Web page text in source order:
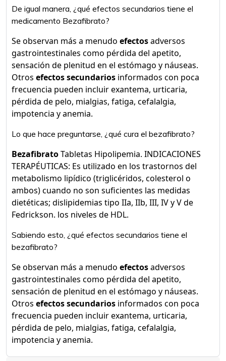
De igual manera, ¿qué efectos secundarios tiene el
medicamento Bezafibrato?
Se observan más a menudo efectosadversos
gastrointestinales como pérdida del apetito,
sensación de plenitud en el estómago y náuseas.
Otros efectos secundarios informados con poca
frecuencia pueden incluir exantema, urticaria,
pérdida de pelo, mialgias, fatiga, cefalalgia,
impotencia y anemia.
Lo que hace preguntarse, ¿qué cura el bezafibrato?
BezafibratoTabletas Hipolipemia. INDICACIONES
TERAPÉUTICAS: Es utilizado en los trastornos del
metabolismo lipídico (triglicéridos, colesterol o
ambos) cuando no son suficientes las medidas
dietéticas; dislipidemias tipo IIa, IIb, III, IV y V de
Fedrickson. los niveles de HDL.
Sabiendo esto, ¿qué efectos secundarios tiene el
bezafibrato?
Se observan más a menudo efectosadversos
gastrointestinales como pérdida del apetito,
sensación de plenitud en el estómago y náuseas.
Otros efectos secundarios informados con poca
frecuencia pueden incluir exantema, urticaria,
pérdida de pelo, mialgias, fatiga, cefalalgia,
impotencia y anemia.